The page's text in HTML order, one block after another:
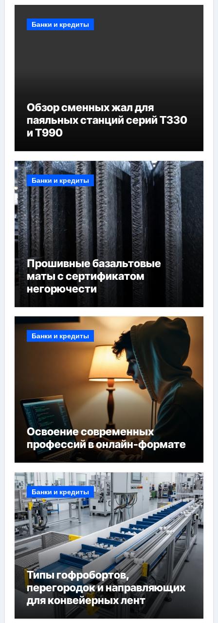
Банки и кредиты
Обзор сменных жал для
паяльных станций серий T330
и T990
Банки и кредиты
Прошивные базальтовые
маты с сертификатом
негорючести
Банки и кредиты
Освоение современных
профессий в онлайн-формате
Банки и кредиты
Типы гофробортов,
перегородок и направляющих
для конвейерных лент